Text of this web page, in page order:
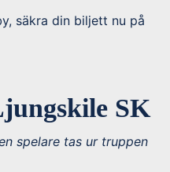
säkra din biljett nu på
SK
spelare tas ur truppen